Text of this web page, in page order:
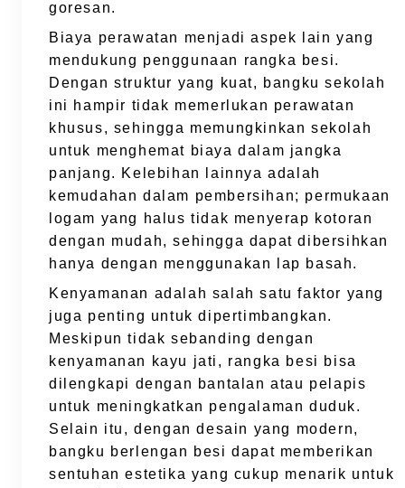
goresan.
Biaya perawatan menjadi aspek lain yang
mendukung penggunaan rangka besi.
Dengan struktur yang kuat, bangku sekolah
ini hampir tidak memerlukan perawatan
khusus, sehingga memungkinkan sekolah
untuk menghemat biaya dalam jangka
panjang. Kelebihan lainnya adalah
kemudahan dalam pembersihan; permukaan
logam yang halus tidak menyerap kotoran
dengan mudah, sehingga dapat dibersihkan
hanya dengan menggunakan lap basah.
Kenyamanan adalah salah satu faktor yang
juga penting untuk dipertimbangkan.
Meskipun tidak sebanding dengan
kenyamanan kayu jati, rangka besi bisa
dilengkapi dengan bantalan atau pelapis
untuk meningkatkan pengalaman duduk.
Selain itu, dengan desain yang modern,
bangku berlengan besi dapat memberikan
sentuhan estetika yang cukup menarik untuk